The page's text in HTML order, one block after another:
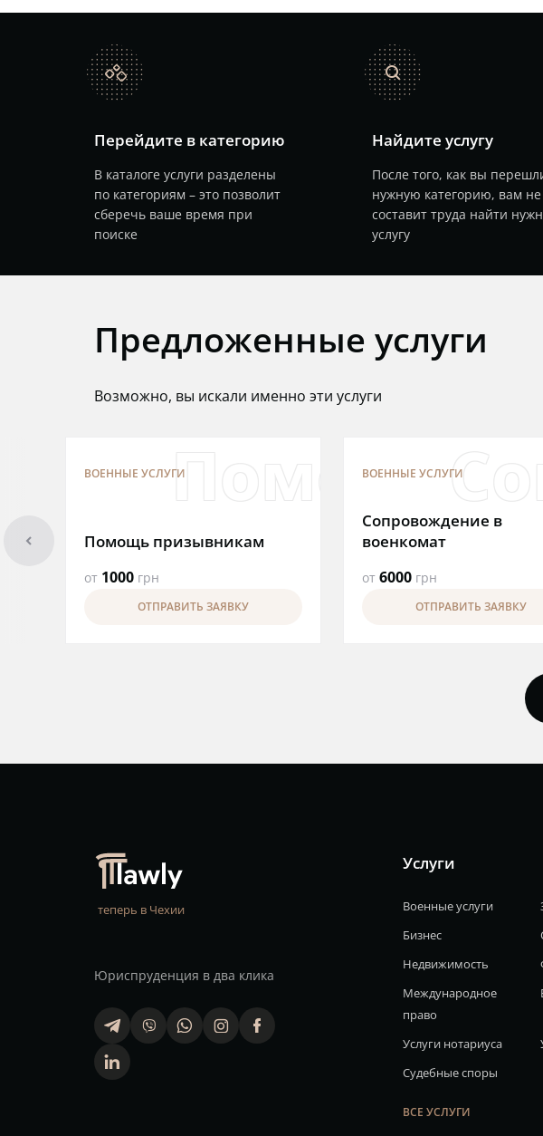
catalog
Перейдите в категорию
В каталоге услуги разделены
по категориям – это позволит
сберечь ваше время при
поиске
search
Найдите услугу
После того, как вы
нужную категорию, вам не
составит труда найти
услугу
Предложенные услуги
Возможно, вы искали именно эти услуги
ВОЕННЫЕ УСЛУГИПомощь
Помощь призывникам
от 1000 грн
ОТПРАВИТЬ ЗАЯВКУ
ВОЕННЫЕ УСЛУГИ
Сопровождение в
военкомат
от 6000 грн
ОТПРАВИТЬ ЗАЯВКУ
arrowleft
теперь в Чехии
Юриспруденция в два клика
telegram viber whatsapp finstagram facebook
linkedin
Услуги
Военные услуги
Бизнес
Недвижимость
Международное
право
Услуги нотариуса
Судебные споры
ВСЕ УСЛУГИ